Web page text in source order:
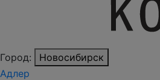
Город:
Новосибирск
Адлер